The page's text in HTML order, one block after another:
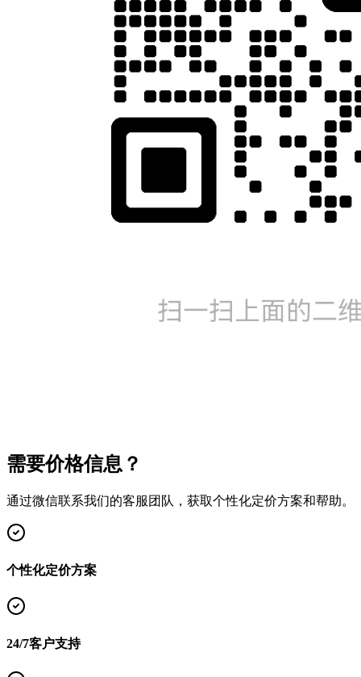
需要价格信息？
通过微信联系我们的客服团队，获取个性化定价方案和帮助。
个性化定价方案
24/7客户支持